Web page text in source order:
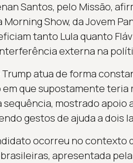
Santos, pelo Missão,
Show, da Jovem
tanto Lula quanto
externa na
atua de forma
que supostamente teria
mostrado apoio
gestos de ajuda a dois
ocorreu no contexto
apresentada